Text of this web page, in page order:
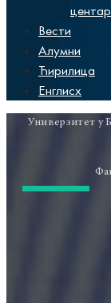
центар
Вести
Алумни
Ћирилица
Енглисх
Универзитет у